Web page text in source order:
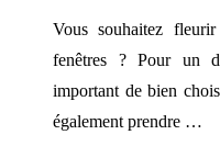
Vous souhaitez
fenêtres ? Pour un
important de bien
également prendre …